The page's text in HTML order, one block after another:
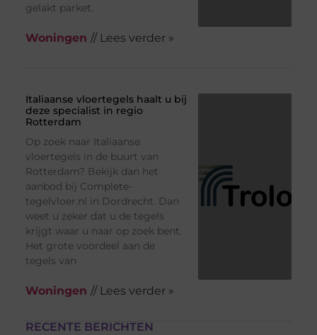
RECENTE BERICHTEN
gelakt parket.
Woningen // Lees verder »
Italiaanse vloertegels haalt u bij
deze specialist in regio
Rotterdam
Op zoek naar Italiaanse
vloertegels in de buurt van
Rotterdam? Bekijk dan het
aanbod bij Complete-
tegelvloer.nl in Dordrecht. Dan
weet u zeker dat u de tegels
krijgt waar u naar op zoek bent.
Het grote voordeel aan de
tegels van
Woningen // Lees verder »